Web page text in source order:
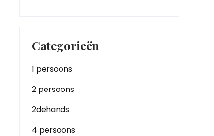
Categorieën
1 persoons
2 persoons
2dehands
4 persoons